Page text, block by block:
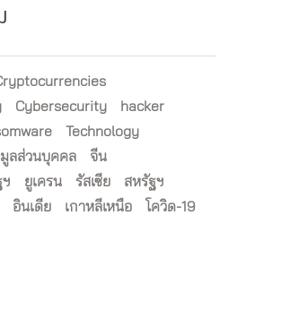
Cybersecurity
hacker
Technology
ลส่วนบุคคล
จีน
ยูเครน รัสเซีย
สหรัฐฯ
อินเดีย เกาหลีเหนือ โควิด-19